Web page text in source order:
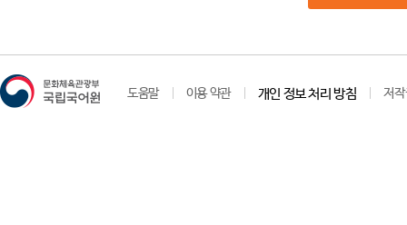
도움말 이용 약관 개인 정보 처리 방침 저